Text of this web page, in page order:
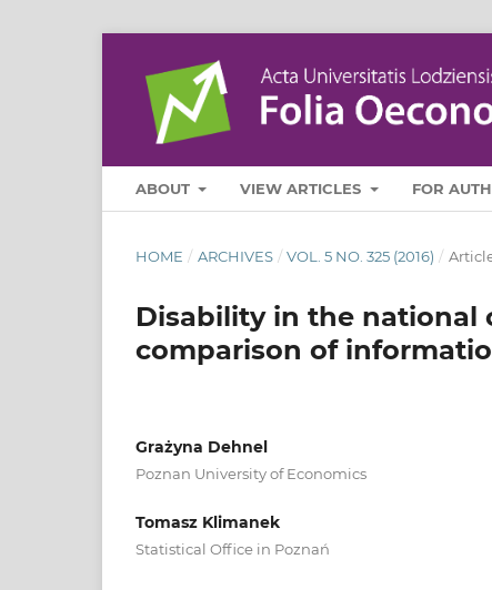
ABOUT VIEW ARTICLES FOR
HOME / ARCHIVES / VOL. 5 NO. 325 (2016) /
Disability in the national
comparison of
Grażyna Dehnel
Poznan University of Economics
Tomasz Klimanek
Statistical Office in Poznań